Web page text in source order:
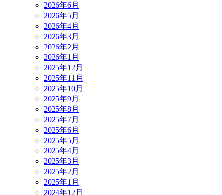
2026年6月
2026年5月
2026年4月
2026年3月
2026年2月
2026年1月
2025年12月
2025年11月
2025年10月
2025年9月
2025年8月
2025年7月
2025年6月
2025年5月
2025年4月
2025年3月
2025年2月
2025年1月
2024年12月